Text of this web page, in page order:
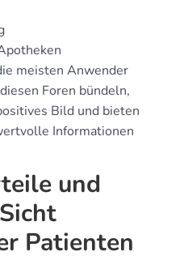
meisten Anwender
Foren bündeln,
Bild und bieten
Informationen
und
Patienten